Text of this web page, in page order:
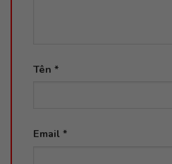
Tên *
Email *